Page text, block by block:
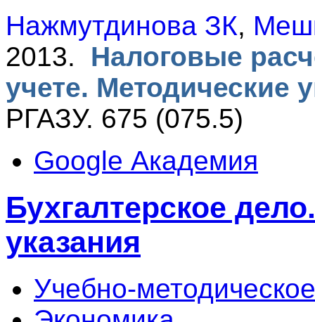
Нажмутдинова ЗК,
2013. Налоговые
учете. Методические
РГАЗУ. 675 (075.5)
Google Академия
Бухгалтерское
указания
Учебно-